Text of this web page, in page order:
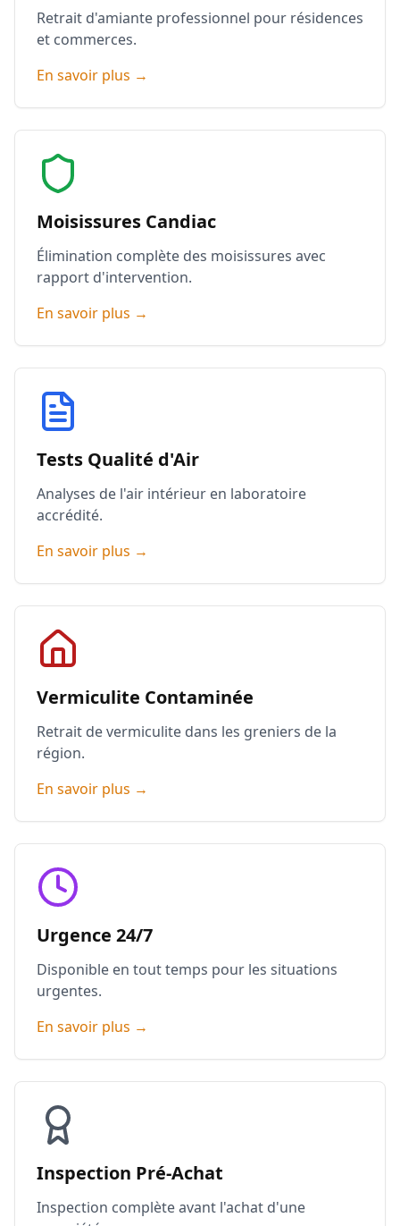
Retrait d'amiante professionnel pour résidences
et commerces.
En savoir plus →
Moisissures Candiac
Élimination complète des moisissures avec
rapport d'intervention.
En savoir plus →
Tests Qualité d'Air
Analyses de l'air intérieur en laboratoire
accrédité.
En savoir plus →
Vermiculite Contaminée
Retrait de vermiculite dans les greniers de la
région.
En savoir plus →
Urgence 24/7
Disponible en tout temps pour les situations
urgentes.
En savoir plus →
Inspection Pré-Achat
Inspection complète avant l'achat d'une